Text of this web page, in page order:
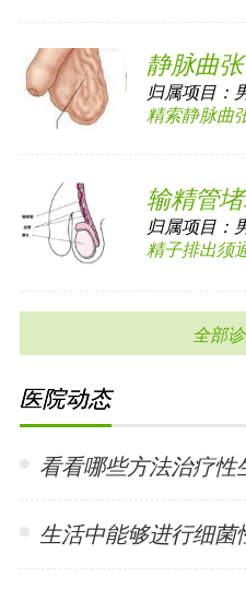
静脉曲张
归属项目：
精索静脉曲
输精管
归属项目：
精子排出须
全部
医院动态